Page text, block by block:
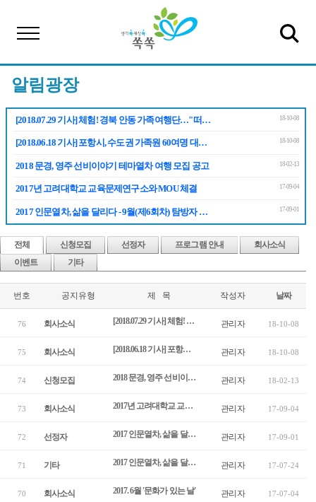
알림광장
[2018.07.29 기사] 체험! 경북 안동 가족여행단…"떠… 18-10-08
[2018.06.18 기사] 포항시, 수도권 가족원 60여명 대… 18-10-08
2018 문경, 영주 선비이야기 테마열차 여행 모집 공고 18-02-13
2017년 고려대학교 교육문제연구소와 MOU 체결 17-09-04
2017 인문열차, 삶을 달리다 - 9월(제6회차) 탐방자 … 17-09-01
전체 신청모집 선정자 프로그램 안내
회사소식
이벤트
기타
번호 공지유형 제 목 작성자 날짜
76 회사소식 [2018.07.29 기사] 체험! 경북 안동 가족여행단…"떠나자 안동으… 관리자 18-10-08
75 회사소식 [2018.06.18 기사] 포항시, 수도권 가족원 60여명 대상 가족여행… 관리자 18-10-08
74 신청모집 2018 문경, 영주 선비이야기 테마열차 여행 모집 공고 관리자 18-02-13
73 회사소식 2017년 고려대학교 교육문제연구소와 MOU 체결 관리자 17-09-04
72 선정자 2017 인문열차, 삶을 달리다 - 9월(제6회차) 탐방자 선정 관리자 17-09-01
71 기타 2017 인문열차, 삶을 달리다 - 7월 사전강연 및 8월 현장탐방 관… 관리자 17-07-24
70 회사소식 2017. 6월 '문화가 있는 날' 관리자 17-07-04